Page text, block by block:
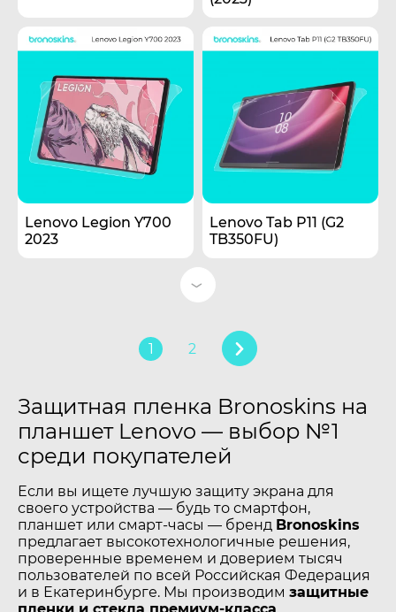
Lenovo Legion Y700
2023
Lenovo Tab P11 (G2
TB350FU)
1 2
Защитная пленка Bronoskins на
планшет Lenovo — выбор №1
среди покупателей
Если вы ищете лучшую защиту экрана для
своего устройства — будь то смартфон,
планшет или смарт-часы — бренд Bronoskins
предлагает высокотехнологичные решения,
проверенные временем и доверием тысяч
пользователей по всей Российская Федерация
и в Екатеринбурге. Мы производим защитные